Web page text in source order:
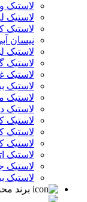
لاستیک
لاستیک
لاستیک
نیسان
لاستیک
لاستیک
لاستیک
لاستیک
لاستیک
لاستیک
لاستیک
لاستیک
لاستیک
لاستیک
لاستیک
لاستیک
برند